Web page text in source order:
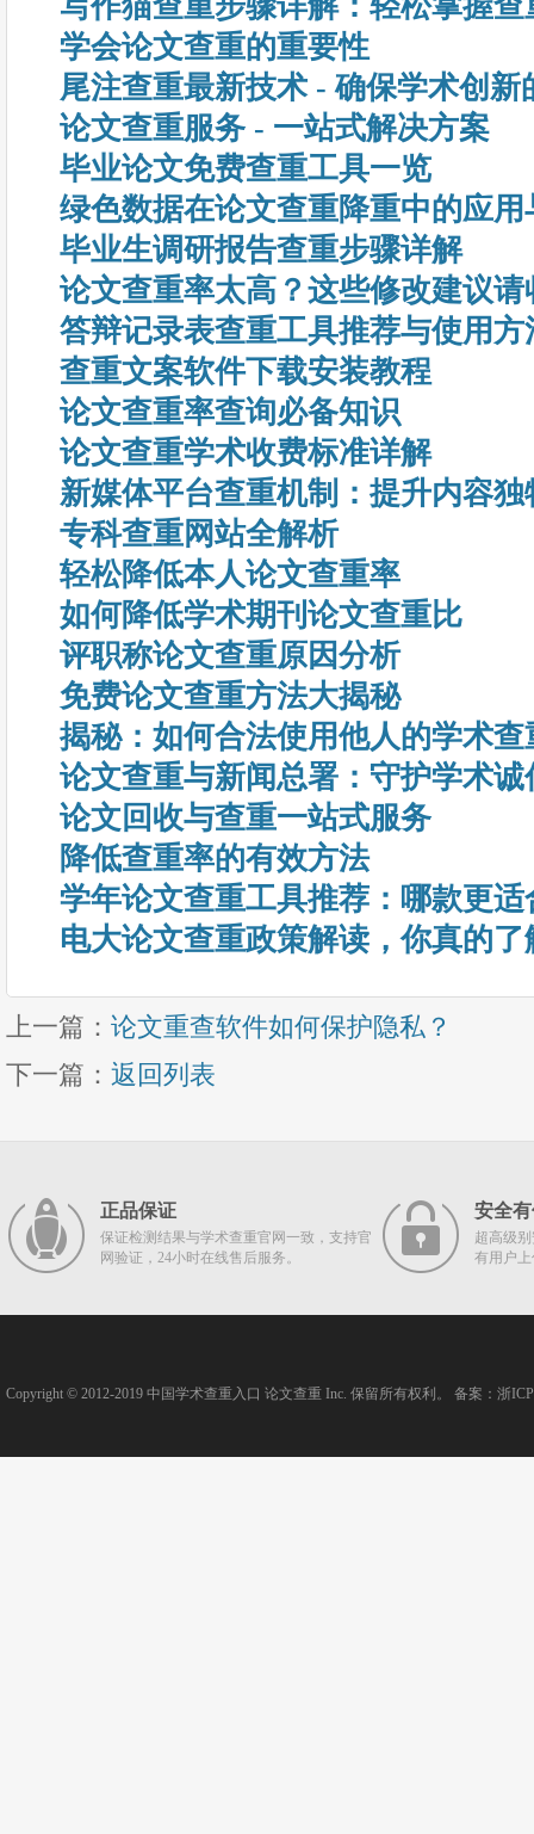
学会论文查重的重要性
尾注查重最新技术 - 确保学术创新
论文查重服务 - 一站式解决方案
毕业论文免费查重工具一览
绿色数据在论文查重降重中的应用
毕业生调研报告查重步骤详解
论文查重率太高？这些修改建议请
答辩记录表查重工具推荐与使用方
查重文案软件下载安装教程
论文查重率查询必备知识
论文查重学术收费标准详解
新媒体平台查重机制：提升内容
专科查重网站全解析
轻松降低本人论文查重率
如何降低学术期刊论文查重比
评职称论文查重原因分析
免费论文查重方法大揭秘
揭秘：如何合法使用他人的学术查
论文查重与新闻总署：守护学术
论文回收与查重一站式服务
降低查重率的有效方法
学年论文查重工具推荐：哪款更适
电大论文查重政策解读，你真的了
上一篇： 论文重查软件如何保护隐私？
下一篇： 返回列表
正品保证
保证检测结果与学术查重官网一致，支持官
网验证，24小时在线售后服务。
安全
超高级
有用户
Copyright © 2012-2019 中国学术查重入口 论文查重 Inc. 保留所有权利。 备案： 浙